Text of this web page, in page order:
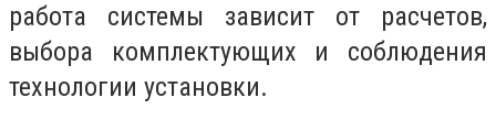
работа системы зависит от расчетов,
выбора комплектующих и соблюдения
технологии установки.